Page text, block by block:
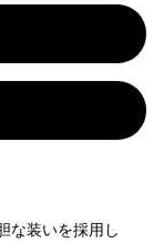
な装いを採用し